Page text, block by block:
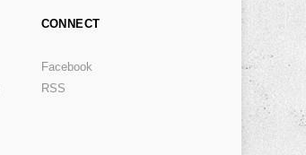
CONNECT
Facebook
RSS